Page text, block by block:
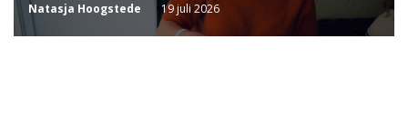
Natasja Hoogstede 19 juli 2026